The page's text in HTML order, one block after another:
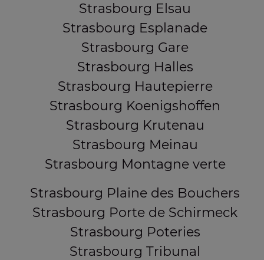
Strasbourg Elsau
Strasbourg Esplanade
Strasbourg Gare
Strasbourg Halles
Strasbourg Hautepierre
Strasbourg Koenigshoffen
Strasbourg Krutenau
Strasbourg Meinau
Strasbourg Montagne verte
Strasbourg Plaine des Bouchers
Strasbourg Porte de Schirmeck
Strasbourg Poteries
Strasbourg Tribunal